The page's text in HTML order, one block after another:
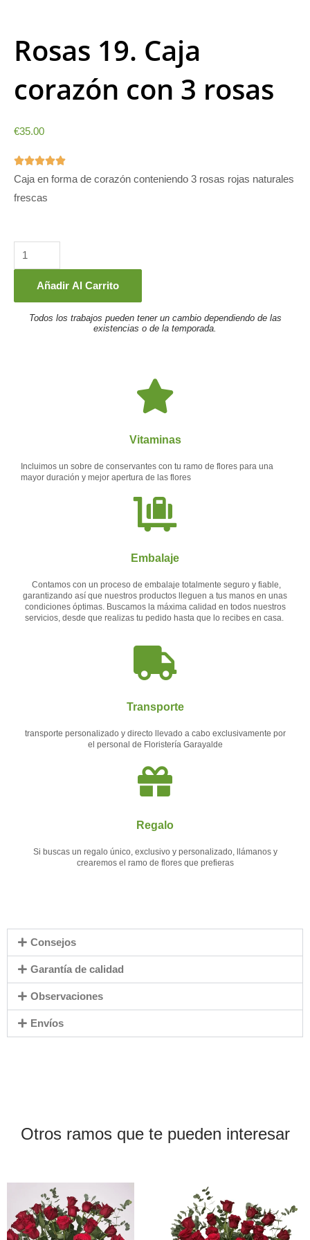
Rosas 19. Caja
corazón con 3 rosas
€35.00
5/5
Caja en forma de corazón conteniendo 3 rosas rojas naturales
frescas
19.
corazón
con
Añadir Al Carrito
Todos los trabajos pueden tener un cambio dependiendo de las
existencias o de la temporada.
Vitaminas
Incluimos un sobre de conservantes con tu ramo de flores para una
mayor duración y mejor apertura de las flores
Embalaje
Contamos con un proceso de embalaje totalmente seguro y fiable,
garantizando así que nuestros productos lleguen a tus manos en unas
condiciones óptimas. Buscamos la máxima calidad en todos nuestros
servicios, desde que realizas tu pedido hasta que lo recibes en casa.
Transporte
transporte personalizado y directo llevado a cabo exclusivamente por
el personal de Floristería Garayalde
Regalo
Si buscas un regalo único, exclusivo y personalizado, llámanos y
crearemos el ramo de flores que prefieras
Consejos
Garantía de calidad
Observaciones
Envíos
Otros ramos que te pueden interesar